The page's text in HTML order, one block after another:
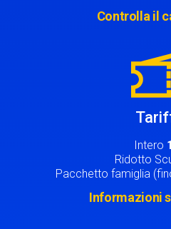
Controlla il
Intero
Ridotto
Pacchetto famiglia
Informazioni